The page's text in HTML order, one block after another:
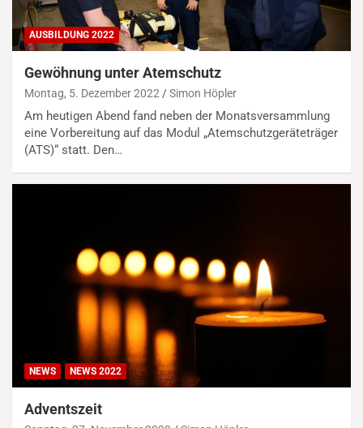
AUSBILDUNG 2022
Gewöhnung unter Atemschutz
Montag, 5. Dezember 2022 Simon Höpler
Am heutigen Abend fand neben der Monatsversammlung
eine Vorbereitung auf das Modul „Atemschutzgeräteträger
(ATS)“ statt. Den…
NEWS NEWS 2022
Adventszeit